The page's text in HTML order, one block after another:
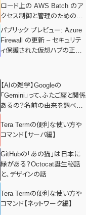
ロード上の AWS Batch のア
クセス制御と管理のための新
機能をリリース
パブリック プレビュー: Azure
Firewall の更新 – セキュリテ
ィ保護された仮想ハブの正常
【AIの雑学】Googleの
「Gemini」って、ふたご座と関係
あるの？名前の由来を調べて
Tera Termの便利な使い方や
コマンド【サーバ編】
GitHubの「あの猫」は日本に
縁がある？Octocat誕生秘話
と、デザインの話
Tera Termの便利な使い方や
コマンド【ネットワーク編】